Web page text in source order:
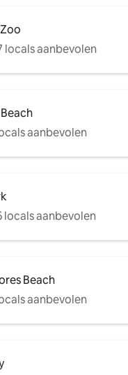
hoor je de
De keuken is
je een kok bent en we
waar je je laptop
beschikbaar en
blok afstand.
locals aanbevolen
aanbevolen
locals aanbevolen
Beach
aanbevolen